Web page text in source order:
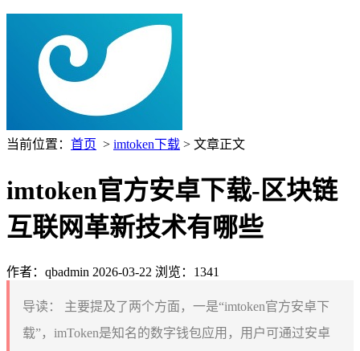
当前位置： 首页 > imtoken下载 > 文章正文
imtoken官方安卓下载-区块链
互联网革新技术有哪些
作者：qbadmin 2026-03-22 浏览：1341
导读：
主要提及了两个方面，一是“imtoken官方安卓下
载”，imToken是知名的数字钱包应用，用户可通过安卓